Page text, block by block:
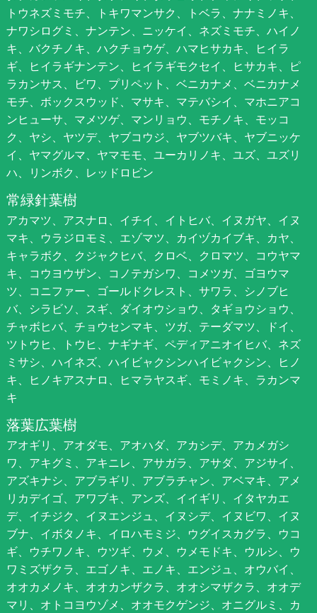
トウネズミモチ、トキワマンサク、トベラ、ナナミノキ、
ナワシログミ、ナンテン、ニッケイ、ネズミモチ、ハイノ
キ、バクチノキ、ハクチョウゲ、ハマヒサカキ、ヒイラ
ギ、ヒイラギナンテン、ヒイラギモクセイ、ヒサカキ、ピ
ラカンサス、ビワ、プリペット、ベニカナメ、ベニカナメ
モチ、ボックスウッド、マサキ、マテバシイ、マホニアコ
ンヒューサ、マメツゲ、マンリョウ、モチノキ、モッコ
ク、ヤシ、ヤツデ、ヤブコウジ、ヤブツバキ、ヤブニッケ
イ、ヤマグルマ、ヤマモモ、ユーカリノキ、ユズ、ユズリ
ハ、リンボク、レッドロビン
常緑針葉樹
アカマツ、アスナロ、イチイ、イトヒバ、イヌガヤ、イヌ
マキ、ウラジロモミ、エゾマツ、カイヅカイブキ、カヤ、
キャラボク、クジャクヒバ、クロベ、クロマツ、コウヤマ
キ、コウヨウザン、コノテガシワ、コメツガ、ゴヨウマ
ツ、コニファー、ゴールドクレスト、サワラ、シノブヒ
バ、シラビソ、スギ、ダイオウショウ、タギョウショウ、
チャボヒバ、チョウセンマキ、ツガ、テーダマツ、ドイ、
ツトウヒ、トウヒ、ナギナギ、ペディアニオイヒバ、ネズ
ミサシ、ハイネズ、ハイビャクシンハイビャクシン、ヒノ
キ、ヒノキアスナロ、ヒマラヤスギ、モミノキ、ラカンマ
キ
落葉広葉樹
アオギリ、アオダモ、アオハダ、アカシデ、アカメガシ
ワ、アキグミ、アキニレ、アサガラ、アサダ、アジサイ、
アズキナシ、アブラギリ、アブラチャン、アベマキ、アメ
リカデイゴ、アワブキ、アンズ、イイギリ、イタヤカエ
デ、イチジク、イヌエンジュ、イヌシデ、イヌビワ、イヌ
ブナ、イボタノキ、イロハモミジ、ウグイスカグラ、ウコ
ギ、ウチワノキ、ウツギ、ウメ、ウメモドキ、ウルシ、ウ
ワミズザクラ、エゴノキ、エノキ、エンジュ、オウバイ、
オオカメノキ、オオカンザクラ、オオシマザクラ、オオデ
マリ、オトコヨウゾメ、オオモクゲンジ、オニグルミ、カ